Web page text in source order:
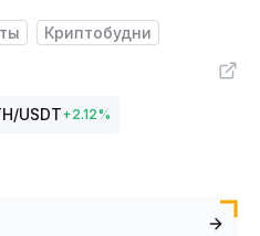
Криптобудни
/USDT+2.12%